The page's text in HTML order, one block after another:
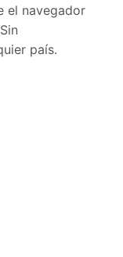
el navegador
país.